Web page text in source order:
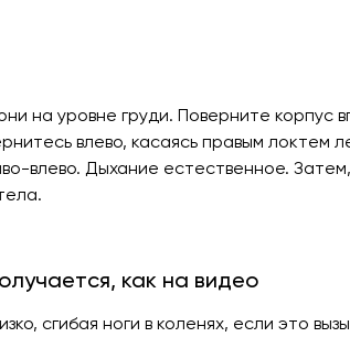
на уровне груди. Поверните корпус
влево, касаясь правым локтем
влево. Дыхание естественное.
как на видео
сгибая ноги в коленях, если это